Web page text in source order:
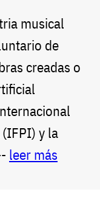
musical
de
creadas o
y la
leer más